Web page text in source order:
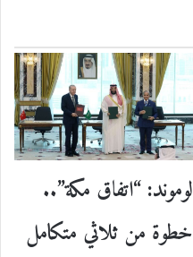
لوموند: “اتفاق مكة”..
خطوة من ثلاثي متكامل